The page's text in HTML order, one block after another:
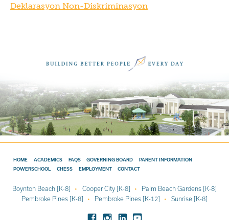
Deklarasyon Non-Diskriminasyon
HOME ACADEMICS FAQS GOVERNING BOARD
PARENT INFORMATION
POWERSCHOOL
CHESS EMPLOYMENT CONTACT
Boynton Beach [K-8] Cooper City [K-8]
Palm Beach Gardens [K-8]
Pembroke Pines [K-8]
Pembroke Pines [K-12] Sunrise [K-8]